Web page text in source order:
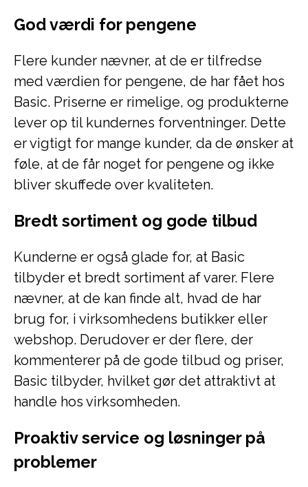
God værdi for pengene
Flere kunder nævner, at de er tilfredse
med værdien for pengene, de har fået hos
Basic. Priserne er rimelige, og produkterne
lever op til kundernes forventninger. Dette
er vigtigt for mange kunder, da de ønsker at
føle, at de får noget for pengene og ikke
bliver skuffede over kvaliteten.
Bredt sortiment og gode tilbud
Kunderne er også glade for, at Basic
tilbyder et bredt sortiment af varer. Flere
nævner, at de kan finde alt, hvad de har
brug for, i virksomhedens butikker eller
webshop. Derudover er der flere, der
kommenterer på de gode tilbud og priser,
Basic tilbyder, hvilket gør det attraktivt at
handle hos virksomheden.
Proaktiv service og løsninger på
problemer